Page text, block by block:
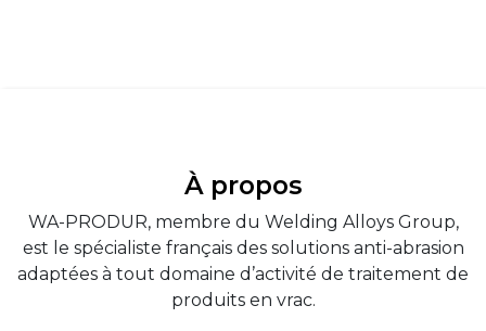
À propos
WA-PRODUR, membre du Welding Alloys Group,
est le spécialiste français des solutions anti-abrasion
adaptées à tout domaine d’activité de traitement de
produits en vrac.